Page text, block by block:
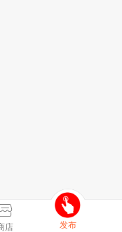
店 发布